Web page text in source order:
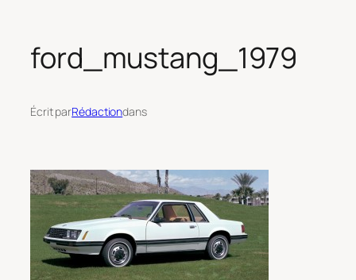
ford_mustang_1979
Écrit parRédactiondans